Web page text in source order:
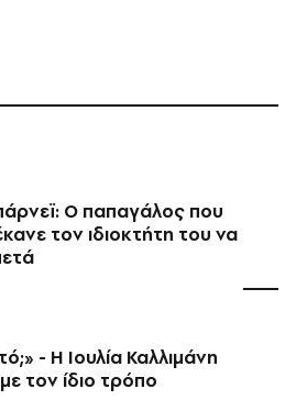
Ο παπαγάλος που
τον ιδιοκτήτη του να
- Η Ιουλία Καλλιμάνη
τον ίδιο τρόπο